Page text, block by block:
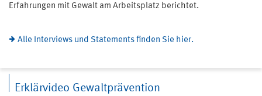
Erfahrungen mit Gewalt am Arbeitsplatz berichtet.
Alle Interviews und Statements finden Sie hier.
Erklärvideo Gewaltprävention